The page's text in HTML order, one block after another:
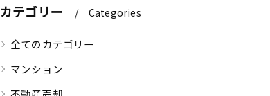
カテゴリー Categories
全てのカテゴリー
マンション